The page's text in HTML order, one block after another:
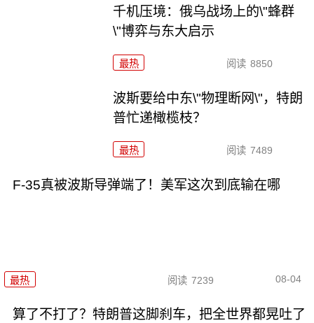
千机压境：俄乌战场上的\"蜂群
\"博弈与东大启示
最热 阅读 8850
波斯要给中东\"物理断网\"，特朗
普忙递橄榄枝？
最热 阅读 7489
F-35真被波斯导弹端了！美军这次到底输在哪
最热 阅读 7239 08-04
算了不打了？特朗普这脚刹车，把全世界都晃吐了